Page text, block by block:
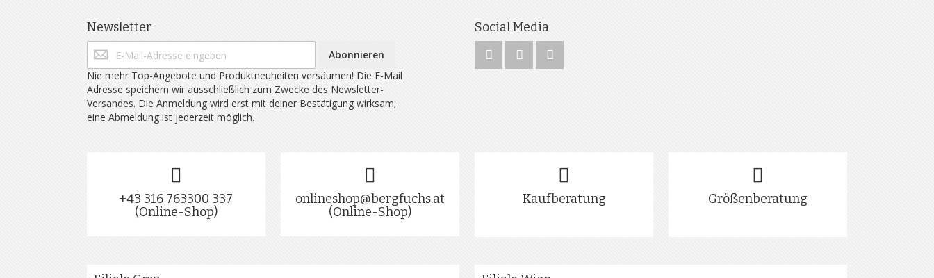
Newsletter
Abonnieren
Nie mehr Top-Angebote und Produktneuheiten versäumen! Die E-Mail
Adresse speichern wir ausschließlich zum Zwecke des Newsletter-
Versandes. Die Anmeldung wird erst mit deiner Bestätigung wirksam;
eine Abmeldung ist jederzeit möglich.
Social Media
+43 316 763300 337
(Online-Shop)
onlineshop@bergfuchs.at
(Online-Shop)
Kaufberatung Größenberatung